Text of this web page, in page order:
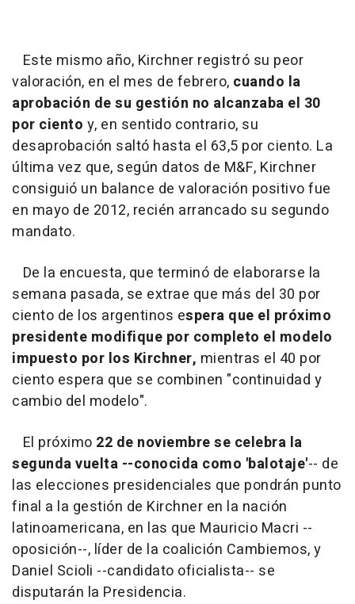
Este mismo año, Kirchner registró su peor
valoración, en el mes de febrero, cuando la
aprobación de su gestión no alcanzaba el 30
por ciento y, en sentido contrario, su
desaprobación saltó hasta el 63,5 por ciento. La
última vez que, según datos de M&F, Kirchner
consiguió un balance de valoración positivo fue
en mayo de 2012, recién arrancado su segundo
mandato.
De la encuesta, que terminó de elaborarse la
semana pasada, se extrae que más del 30 por
ciento de los argentinos espera que el próximo
presidente modifique por completo el modelo
impuesto por los Kirchner, mientras el 40 por
ciento espera que se combinen "continuidad y
cambio del modelo".
El próximo 22 de noviembre se celebra la
segunda vuelta --conocida como 'balotaje'-- de
las elecciones presidenciales que pondrán punto
final a la gestión de Kirchner en la nación
latinoamericana, en las que Mauricio Macri --
oposición--, líder de la coalición Cambiemos, y
Daniel Scioli --candidato oficialista-- se
disputarán la Presidencia.